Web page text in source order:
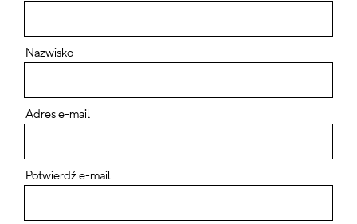
Nazwisko
Adres e-mail
Potwierdź e-mail